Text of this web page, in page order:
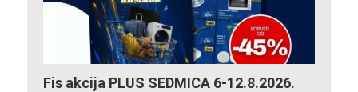
Fis akcija PLUS SEDMICA 6-12.8.2026.